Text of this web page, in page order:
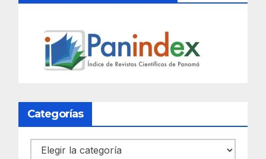
Categorías
Categorías